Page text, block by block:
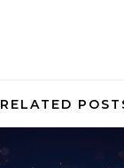
RELATED